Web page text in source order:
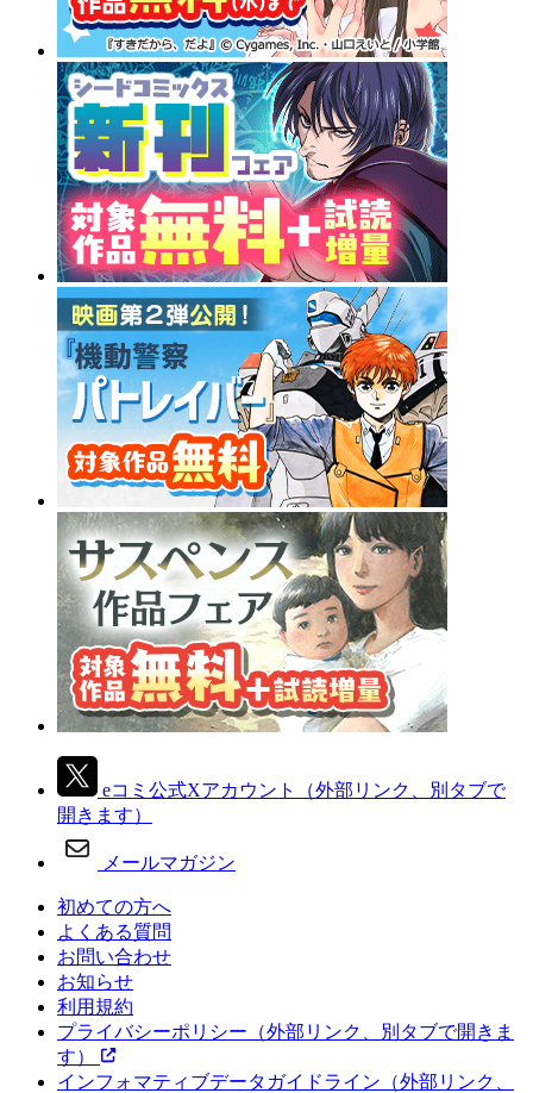
eコミ公式Xアカウント
（外部リンク、別タブで
開きます）
メールマガジン
初めての方へ
よくある質問
お問い合わせ
お知らせ
利用規約
プライバシーポリシー （外部リンク、別タブで開きま
す）
インフォマティブデータガイドライン （外部リンク、